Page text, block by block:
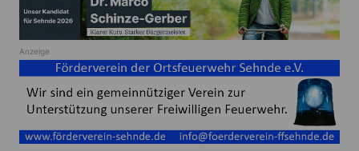
Anzeige